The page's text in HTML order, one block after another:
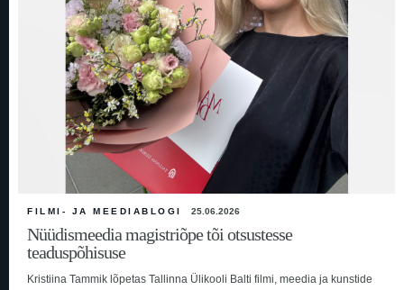
FILMI- JA MEEDIABLOGI 25.06.2026
Nüüdismeedia magistriõpe tõi otsustesse
teaduspõhisuse
Kristiina Tammik lõpetas Tallinna Ülikooli Balti filmi, meedia ja kunstide